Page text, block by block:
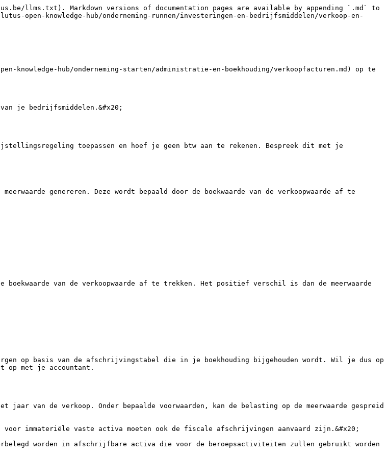
llms.txt). Markdown versions of documentation pages are available by appending `.md` to
open-knowledge-hub/onderneming-runnen/investeringen-en-bedrijfsmiddelen/verkoop-en-
hub/onderneming-starten/administratie-en-boekhouding/verkoopfacturen.md) op te
je bedrijfsmiddelen.&#x20;
toepassen en hoef je geen btw aan te rekenen. Bespreek dit met je
genereren. Deze wordt bepaald door de boekwaarde van de verkoopwaarde af te
boekwaarde van de verkoopwaarde af te trekken. Het positief verschil is dan de meerwaarde
op basis van de afschrijvingstabel die in je boekhouding bijgehouden wordt. Wil je dus op
op met je accountant.
jaar van de verkoop. Onder bepaalde voorwaarden, kan de belasting op de meerwaarde gespreid
immateriële vaste activa moeten ook de fiscale afschrijvingen aanvaard zijn.&#x20;
worden in afschrijfbare activa die voor de beroepsactiviteiten zullen gebruikt worden